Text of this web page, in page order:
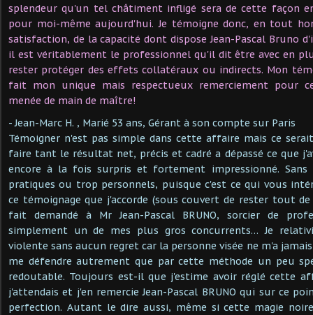
splendeur qu'un tel châtiment infligé sera de cette façon
pour moi-même aujourd'hui. Je témoigne donc, en tout
satisfaction, de la capacité dont dispose Jean-Pascal Bruno
il est véritablement le professionnel qu'il dit être avec en
rester protéger des effets collatéraux ou indirects. Mon
fait mon unique mais respectueux remerciement pour
menée de main de maître!
- Jean-Marc H. , Marié 53 ans, Gérant à son compte sur Paris
Témoigner n'est pas simple dans cette affaire mais ce
faire tant le résultat net, précis et cadré a dépassé ce que
encore à la fois surpris et fortement impressionné. Sans
pratiques ou trop personnels, puisque c'est ce qui vous
ce témoignage que j'accorde (sous couvert de rester tout
fait demandé à Mr Jean-Pascal BRUNO, sorcier de
simplement un de mes plus gros concurrents… Je
violente sans aucun regret car la personne visée ne m'a
me défendre autrement que par cette méthode un peu
redoutable. Toujours est-il que j'estime avoir réglé cette
j'attendais et j'en remercie Jean-Pascal BRUNO qui sur ce
perfection. Autant le dire aussi, même si cette magie